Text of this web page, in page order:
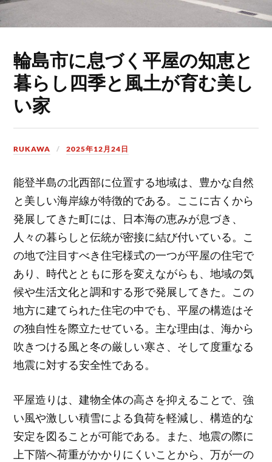
輪島市に息づく平屋の知恵と
暮らし四季と風土が育む美し
い家
RUKAWA 2025年12月24日
能登半島の北西部に位置する地域は、豊かな自然
と美しい海岸線が特徴的である。 ここに古くから
発展してきた町には、日本海の恵みが息づき、
人々の暮らしと伝統が密接に結び付いている。こ
の地で注目すべき住宅様式の一つが平屋の住宅で
あり、時代とともに形を変えながらも、地域の気
候や生活文化と調和する形で発展してきた。この
地方に建てられた住宅の中でも、平屋の構造はそ
の独自性を際立たせている。主な理由は、海から
吹きつける風と冬の厳しい寒さ、そして度重なる
地震に対する安全性である。
平屋造りは、建物全体の高さを抑えることで、強
い風や激しい積雪による負荷を軽減し、構造的な
安定を図ることが可能である。また、地震の際に
上下階へ荷重がかかりにくいことから、万が一の